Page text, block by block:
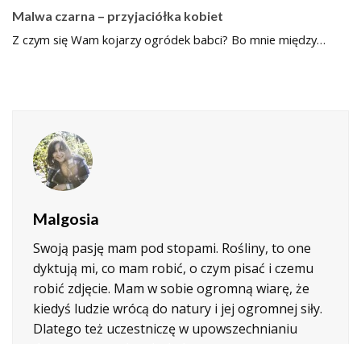
Malwa czarna – przyjaciółka kobiet
Z czym się Wam kojarzy ogródek babci? Bo mnie między…
Malgosia
Swoją pasję mam pod stopami. Rośliny, to one
dyktują mi, co mam robić, o czym pisać i czemu
robić zdjęcie. Mam w sobie ogromną wiarę, że
kiedyś ludzie wrócą do natury i jej ogromnej siły.
Dlatego też uczestniczę w upowszechnianiu